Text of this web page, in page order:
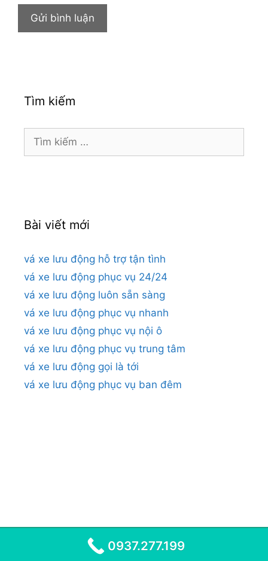
Tìm kiếm
Tìm
kiếm
Bài viết mới
vá xe lưu động hỗ trợ tận tình
vá xe lưu động phục vụ 24/24
vá xe lưu động luôn sẵn sàng
vá xe lưu động phục vụ nhanh
vá xe lưu động phục vụ nội ô
vá xe lưu động phục vụ trung tâm
vá xe lưu động gọi là tới
vá xe lưu động phục vụ ban đêm
© 2026 •VÁ XE LƯU ĐỘNG
0937.277.199